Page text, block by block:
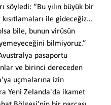
söyledi: “Bu yılın büyük bir
kısıtlamaları ile gideceğiz…
bile, bunun virüsün
bilmiyoruz.”
pasaportu
ve birinci dereceden
uçmalarına izin
Yeni Zelanda'da ikamet